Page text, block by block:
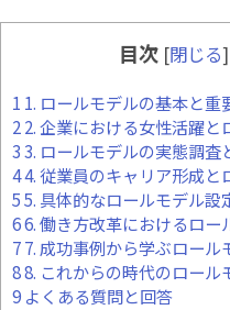
目次 [閉じる]
1 1. ロールモデルの基本と重
22. 企業における女性活躍と
33. ロールモデルの実態調査
44. 従業員のキャリア形成と
55. 具体的なロールモデル設
66. 働き方改革におけるロー
77. 成功事例から学ぶロール
88. これからの時代のロール
9よくある質問と回答